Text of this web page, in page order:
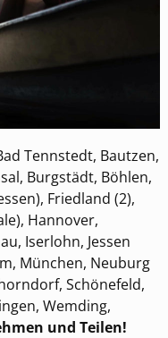
Tennstedt, Bautzen,
Burgstädt, Böhlen,
Friedland (2),
Hannover,
Iserlohn, Jessen
München, Neuburg
Schönefeld,
Wemding,
und Teilen!